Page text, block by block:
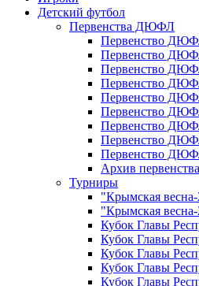
Детский футбол
Первенства ДЮФЛ
Первенство
Первенство
Первенство
Первенство
Первенство
Первенство
Первенство
Первенство
Первенство
Архив
Турниры
"Крымская
"Крымская
Кубок Главы
Кубок Главы
Кубок Главы
Кубок Главы
Кубок Главы